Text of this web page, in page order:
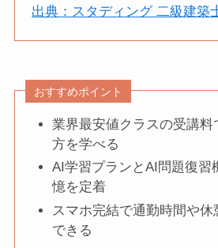
出典：スタディング 二級建築
おすすめポイント
業界最安値クラスの受講料
方を学べる
AI学習プランとAI問題復習
憶を定着
スマホ完結で通勤時間や休
できる